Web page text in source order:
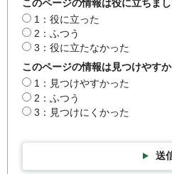
このページの情報は役に立ちまし
1：役に立った
2：ふつう
3：役に立たなかった
このページの情報は見つけやす
1：見つけやすかった
2：ふつう
3：見つけにくかった
送